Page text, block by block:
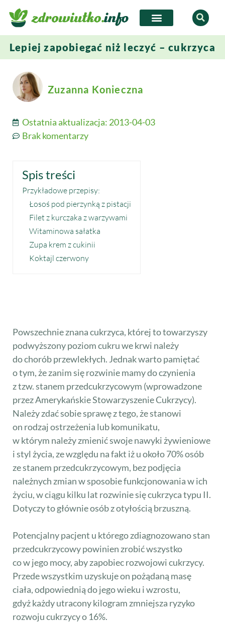
Lepiej zapobiegać niż leczyć – cukrzyca
Zuzanna Konieczna
Ostatnia aktualizacja: 2013-04-03
Brak komentarzy
Spis treści
Przykładowe przepisy:
Łosoś pod pierzynką z pistacji
Filet z kurczaka z warzywami
Witaminowa sałatka
Zupa krem z cukinii
Koktajl czerwony
Powszechnie znana cukrzyca, której to towarzyszy
podwyższony poziom cukru we krwi należy
do chorób przewlekłych. Jednak warto pamiętać
o tym, że zanim się rozwinie mamy do czynienia
z tzw. stanem przedcukrzycowym (wprowadzone
przez Amerykańskie Stowarzyszenie Cukrzycy).
Należy zdać sobie sprawę z tego, że stanowi
on rodzaj ostrzeżenia lub komunikatu,
w którym należy zmienić swoje nawyki żywieniowe
i styl życia, ze względu na fakt iż u około 70% osób
ze stanem przedcukrzycowym, bez podjęcia
należnych zmian w sposobie funkcjonowania w ich
życiu, w ciągu kilku lat rozwinie się cukrzyca typu II.
Dotyczy to głównie osób z otyłością brzuszną.
Potencjalny pacjent u którego zdiagnozowano stan
przedcukrzycowy powinien zrobić wszystko
co w jego mocy, aby zapobiec rozwojowi cukrzycy.
Przede wszystkim uzyskuje on pożądaną masę
ciała, odpowiednią do jego wieku i wzrostu,
gdyż każdy utracony kilogram zmniejsza ryzyko
rozwoju cukrzycy o 16%.